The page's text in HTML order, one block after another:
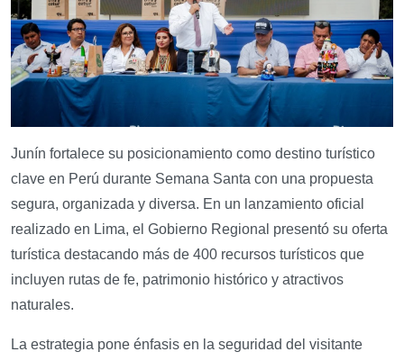
Junín fortalece su posicionamiento como destino turístico
clave en Perú durante Semana Santa con una propuesta
segura, organizada y diversa. En un lanzamiento oficial
realizado en Lima, el Gobierno Regional presentó su oferta
turística destacando más de 400 recursos turísticos que
incluyen rutas de fe, patrimonio histórico y atractivos
naturales.
La estrategia pone énfasis en la seguridad del visitante